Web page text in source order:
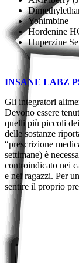
Yohimbine
Hordenine
Huperzine
INSANE LABZ
Gli integratori
Devono essere
quelli più piccoli
delle sostanze
“prescrizione
settimane) è
controindicato nei
e nei ragazzi. Per
sentire il proprio